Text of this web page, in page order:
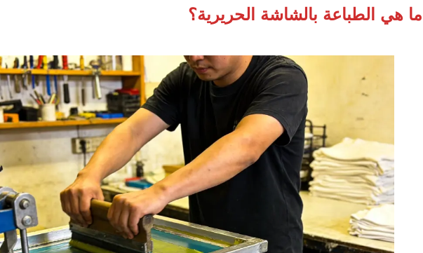
ما هي الطباعة بالشاشة الحريرية؟